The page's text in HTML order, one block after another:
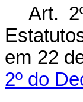
Art.
em 22
2º do